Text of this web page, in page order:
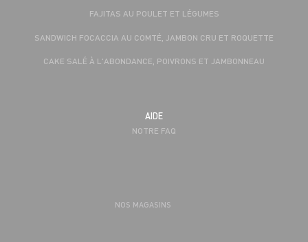
FAJITAS AU POULET ET LÉGUMES
SANDWICH FOCACCIA AU COMTÉ, JAMBON CRU ET ROQUETTE
CAKE SALÉ À L'ABONDANCE, POIVRONS ET JAMBONNEAU
AIDE
NOTRE FAQ
NOS MAGASINS